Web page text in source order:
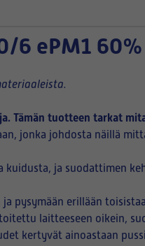
6 ePM1 60%
Tämän tuotteen tarkat
jonka johdosta näillä
ja suodattimen
pysymään erillään
laitteeseen oikein,
kertyvät ainoastaan